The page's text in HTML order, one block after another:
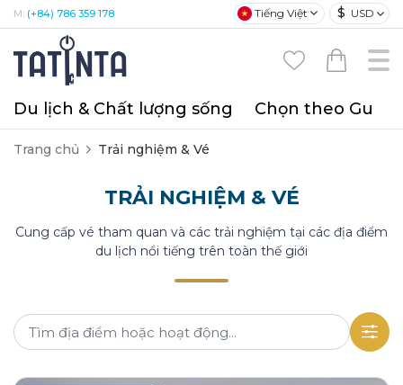
M: (+84) 786 359 178 Tiếng Việt $ USD
Du lịch & Chất lượng sống Chọn theo Gu
Trang chủ Trải nghiệm & Vé
TRẢI NGHIỆM & VÉ
Cung cấp vé tham quan và các trải nghiệm tại các địa điểm
du lịch nổi tiếng trên toàn thế giới